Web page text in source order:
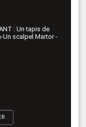
: Un tapis de
Un scalpel Martor -